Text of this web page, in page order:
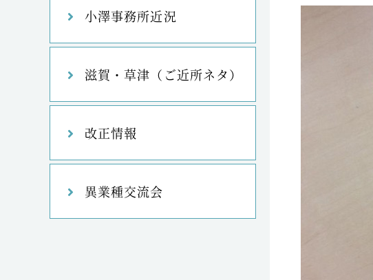
小澤事務所近況
滋賀・草津（ご近所ネタ）
改正情報
異業種交流会